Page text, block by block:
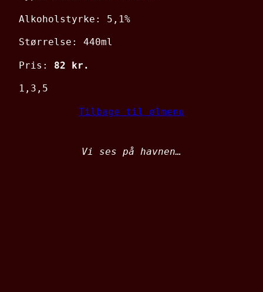
Alkoholstyrke: 5,1%
Størrelse: 440ml
Pris: 82 kr.
1,3,5
Tilbage til ølmenu
Vi ses på havnen…